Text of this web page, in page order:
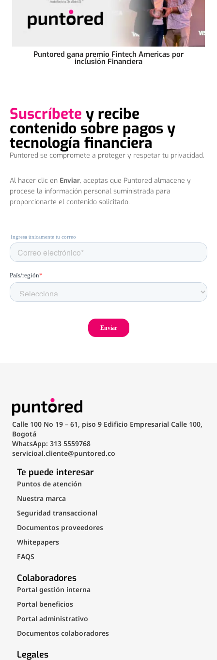
Puntored gana premio Fintech Americas por
inclusión Financiera
Suscríbete y recibe
contenido sobre pagos y
tecnología financiera
Puntored se compromete a proteger y respetar tu privacidad.
Al hacer clic en Enviar, aceptas que Puntored almacene y
procese la información personal suministrada para
proporcionarte el contenido solicitado.
Calle 100 No 19 – 61, piso 9 Edificio Empresarial Calle 100,
Bogotá
WhatsApp: 313 5559768
servicioal.cliente@puntored.co
Te puede interesar
Puntos de atención
Nuestra marca
Seguridad transaccional
Documentos proveedores
Whitepapers
FAQS
Colaboradores
Portal gestión interna
Portal beneficios
Portal administrativo
Documentos colaboradores
Legales